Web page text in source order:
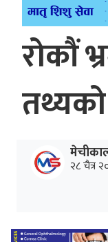
रोकौं
२८ चैत्र